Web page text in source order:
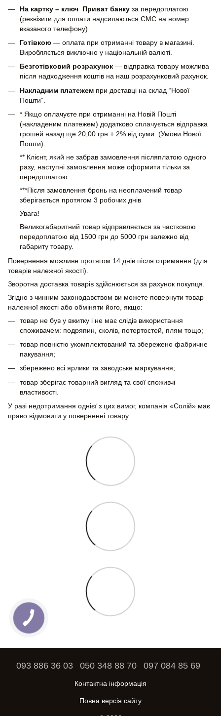
На картку – ключ Приват банку за передоплатою
(реквізити для оплати надсилаються СМС на номер
вказаного телефону)
Готівкою — оплата при отриманні товару в магазині.
Виробляється виключно у національній валюті.
Безготівковий розрахунок — відправка товару можлива
після надходження коштів на наш розрахунковий рахунок.
Накладним платежем при доставці на склад “Нової
Пошти”.
* Якщо оплачуєте при отриманні на Новій Пошті
(накладеним платежем) додатково сплачується відправка
грошей назад ще 20,00 грн + 2% від суми. (Умови Нової
Пошти).
** Клієнт, який не забрав замовлення післяплатою одного
разу, наступні замовлення може оформити тільки за
передоплатою.
***Після замовлення бронь на неоплачений товар
зберігається протягом 3 робочих днів
Увага!
Великогабаритний товар відправляється за частковою
передоплатою від 1500 грн до 5000 грн залежно від
габариту товару.
Повернення можливе протягом 14 днів після отримання (для
товарів належної якості).
Зворотна доставка товарів здійснюється за рахунок покупця.
Згідно з чинним законодавством ви можете повернути товар
належної якості або обміняти його, якщо:
товар не був у вжитку і не має слідів використання
споживачем: подряпин, сколів, потертостей, плям тощо;
товар повністю укомплектований та збережено фабричне
пакування;
збережено всі ярлики та заводське маркування;
товар зберігає товарний вигляд та свої споживчі
властивості.
У разі недотримання однієї з цих вимог, компанія «Солій» має
право відмовити у поверненні товару.
093 886 36 03 050 348 88 70 097 084 85 69
Контактна інформація
Повна версія сайту